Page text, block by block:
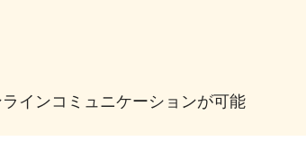
インコミュニケーションが可能